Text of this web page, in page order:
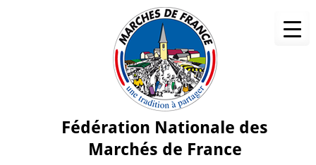
Fédération Nationale des
Marchés de France